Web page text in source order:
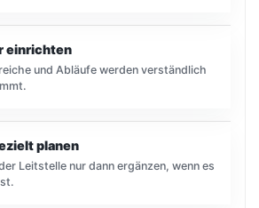
einrichten
und Abläufe werden verständlich
planen
Leitstelle nur dann ergänzen, wenn es